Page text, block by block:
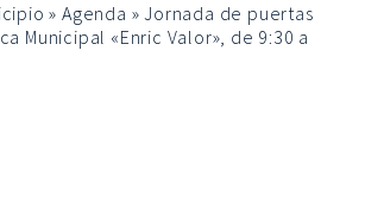
»Agenda »Jornada de puertas
Municipal «Enric Valor», de 9:30 a